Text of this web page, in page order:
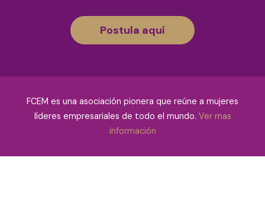
Postula aquí
FCEM es una asociación pionera que reúne a mujeres
líderes empresariales de todo el mundo. Ver mas
información